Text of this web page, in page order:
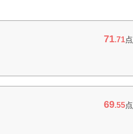
71.71点
69.55点